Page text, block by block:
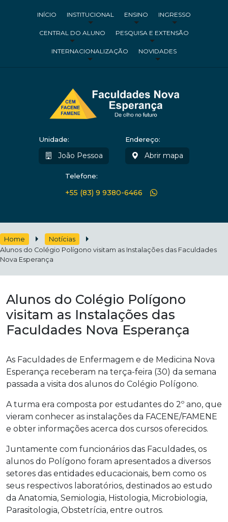
INÍCIO INSTITUCIONAL ENSINO INGRESSO
CENTRAL DO ALUNO PESQUISA E EXTENSÃO
INTERNACIONALIZAÇÃO NOVIDADES
Unidade:
João Pessoa
Endereço:
Abrir mapa
Telefone:
+55 (83) 9 9380-6466
Home
Notícias
Alunos do Colégio Polígono visitam as Instalações das Faculdades
Nova Esperança
Alunos do Colégio Polígono
visitam as Instalações das
Faculdades Nova Esperança
As Faculdades de Enfermagem e de Medicina Nova
Esperança receberam na terça-feira (30) da semana
passada a visita dos alunos do Colégio Polígono.
A turma era composta por estudantes do 2º ano, que
vieram conhecer as instalações da FACENE/FAMENE
e obter informações acerca dos cursos oferecidos.
Juntamente com funcionários das Faculdades, os
alunos do Polígono foram apresentados a diversos
setores das entidades educacionais, bem como os
seus respectivos laboratórios, destinados ao estudo
da Anatomia, Semiologia, Histologia, Microbiologia,
Parasitologia, Obstetrícia, entre outros.